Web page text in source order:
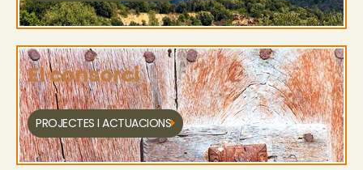
El consorci
PROJECTES I ACTUACIONS